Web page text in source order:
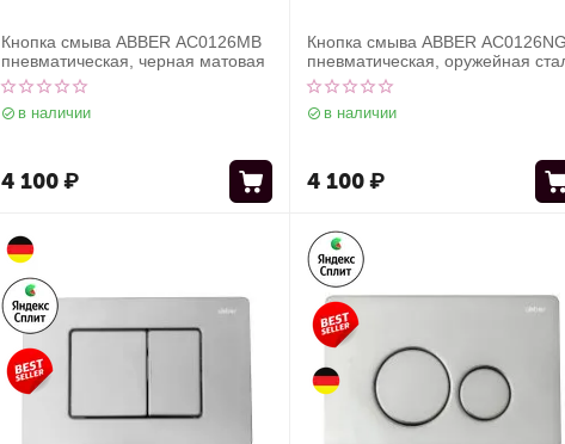
Кнопка смыва ABBER AC0126MB
пневматическая, черная матовая
в наличии
4 100₽
Кнопка смыва ABBER AC0126NG
пневматическая, оружейная
в наличии
4 100₽